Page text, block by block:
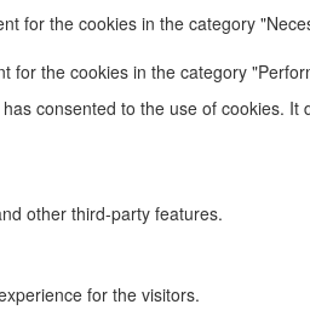
for the cookies in the category
for the cookies in the category
consented to the use of cookies. It
other third-party features.
for the visitors.